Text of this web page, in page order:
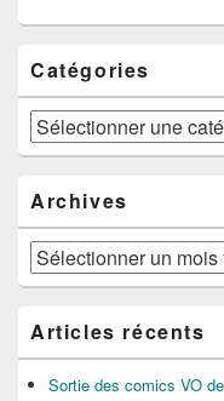
Catégories
Catégories
Archives
Archives
Articles récents
Sortie des comics VO